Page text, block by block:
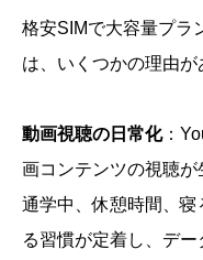
格安SIMで大容量プラ
は、いくつかの理由が
動画視聴の日常化：
画コンテンツの視聴が
通学中、休憩時間、
る習慣が定着し、デー